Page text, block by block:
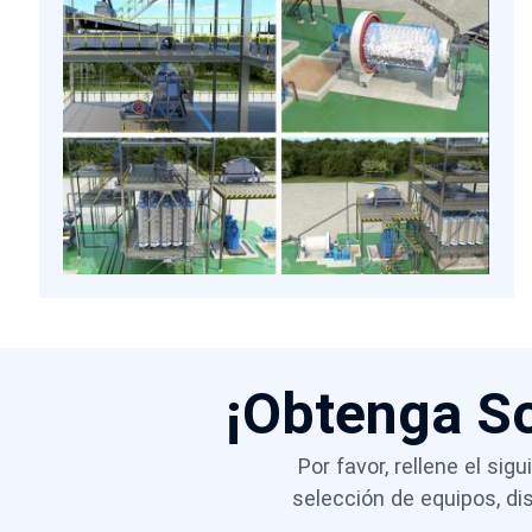
aplicaciones electrónicas.
¡Obtenga
Por favor, rellene el
selección de equipos,